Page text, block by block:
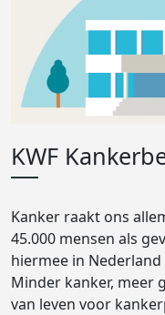
KWF
Kanker raakt ons
45.000 mensen als
hiermee in
Minder kanker, meer
van leven voor